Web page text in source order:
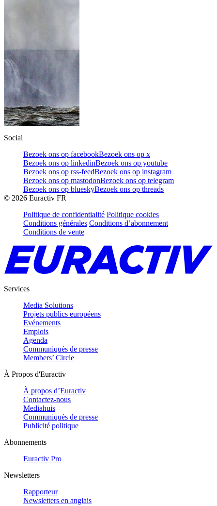
Social
Bezoek ons op facebookBezoek ons op x
Bezoek ons op linkedinBezoek ons op youtube
Bezoek ons op rss-feedBezoek ons op instagram
Bezoek ons op mastodonBezoek ons op telegram
Bezoek ons op blueskyBezoek ons op threads
© 2026 Euractiv FR
Politique de confidentialité Politique cookies
Conditions générales Conditions d’abonnement
Conditions de vente
Services
Media Solutions
Projets publics européens
Evénements
Emplois
Agenda
Communiqués de presse
Members’ Circle
À Propos d'Euractiv
À propos d’Euractiv
Contactez-nous
Mediahuis
Communiqués de presse
Publicité politique
Abonnements
Euractiv Pro
Newsletters
Rapporteur
Newsletters en anglais